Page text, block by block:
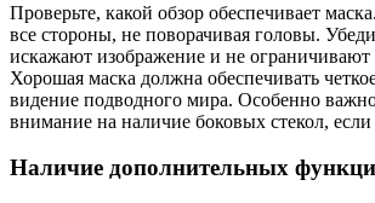
Проверьте, какой обзор обеспечивает
все стороны, не поворачивая головы.
искажают изображение и не ограничивают
Хорошая маска должна обеспечивать
видение подводного мира. Особенно
внимание на наличие боковых стекол, если
Наличие дополнительных